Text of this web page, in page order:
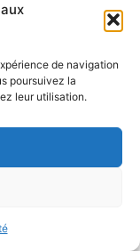
de navigation
poursuivez la
leur utilisation.